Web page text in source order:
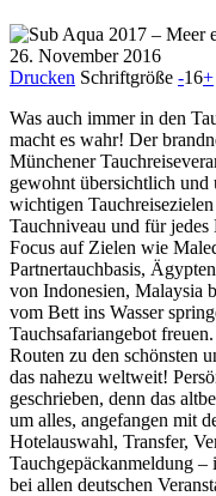
26. November 2016
Drucken Schriftgröße -16+
Was auch immer in den
macht es wahr! Der
Münchener
gewohnt übersichtlich und
wichtigen
Tauchniveau und für
Focus auf Zielen wie
Partnertauchbasis,
von Indonesien, Malaysia
vom Bett ins Wasser
Tauchsafariangebot
Routen zu den schönsten
das nahezu weltweit!
geschrieben, denn das
um alles, angefangen mit
Hotelauswahl, Transfer,
Tauchgepäckanmeldung
bei allen deutschen